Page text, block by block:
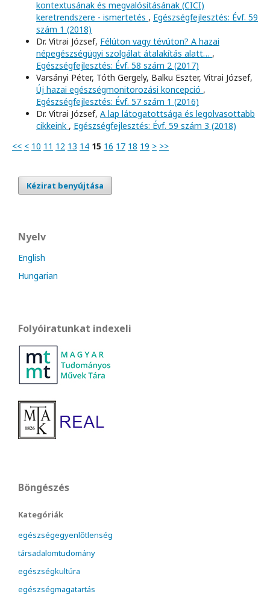
kontextusának és megvalósításának (CICI)
keretrendszere - ismertetés , Egészségfejlesztés: Évf. 59
szám 1 (2018)
Dr. Vitrai József, Félúton vagy tévúton? A hazai
népegészségügyi szolgálat átalakítás alatt… ,
Egészségfejlesztés: Évf. 58 szám 2 (2017)
Varsányi Péter, Tóth Gergely, Balku Eszter, Vitrai József,
Új hazai egészségmonitorozási koncepció ,
Egészségfejlesztés: Évf. 57 szám 1 (2016)
Dr. Vitrai József, A lap látogatottsága és legolvasottabb
cikkeink , Egészségfejlesztés: Évf. 59 szám 3 (2018)
<< < 10 11 12 13 14 15 16 17 18 19 > >>
Kézirat benyújtása
Nyelv
English
Hungarian
Folyóiratunkat indexeli
Böngészés
Kategóriák
egészségegyenlőtlenség
társadalomtudomány
egészségkultúra
egészségmagatartás